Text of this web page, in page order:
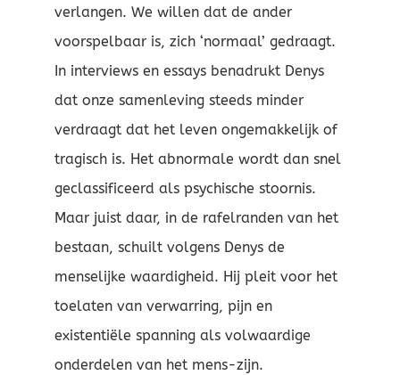
verlangen. We willen dat de ander
voorspelbaar is, zich ‘normaal’ gedraagt.
In interviews en essays benadrukt Denys
dat onze samenleving steeds minder
verdraagt dat het leven ongemakkelijk of
tragisch is. Het abnormale wordt dan snel
geclassificeerd als psychische stoornis.
Maar juist daar, in de rafelranden van het
bestaan, schuilt volgens Denys de
menselijke waardigheid. Hij pleit voor het
toelaten van verwarring, pijn en
existentiële spanning als volwaardige
onderdelen van het mens-zijn.